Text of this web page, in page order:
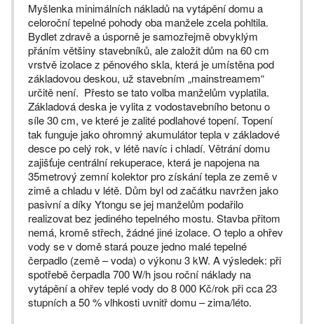
Myšlenka minimálních nákladů na vytápění domu a
celoroční tepelné pohody oba manžele zcela pohltila.
Bydlet zdravě a úsporně je samozřejmě obvyklým
přáním většiny stavebníků, ale založit dům na 60 cm
vrstvě izolace z pěnového skla, která je umístěna pod
základovou deskou, už stavebním „mainstreamem“
určitě není. Přesto se tato volba manželům vyplatila.
Základová deska je vylita z vodostavebního betonu o
síle 30 cm, ve které je zalité podlahové topení. Topení
tak funguje jako ohromný akumulátor tepla v základové
desce po celý rok, v létě navíc i chladí. Větrání domu
zajišťuje centrální rekuperace, která je napojena na
35metrový zemní kolektor pro získání tepla ze země v
zimě a chladu v létě. Dům byl od začátku navržen jako
pasivní a díky Ytongu se jej manželům podařilo
realizovat bez jediného tepelného mostu. Stavba přitom
nemá, kromě střech, žádné jiné izolace. O teplo a ohřev
vody se v domě stará pouze jedno malé tepelné
čerpadlo (země – voda) o výkonu 3 kW. A výsledek: při
spotřebě čerpadla 700 W/h jsou roční náklady na
vytápění a ohřev teplé vody do 8 000 Kč/rok při cca 23
stupních a 50 % vlhkosti uvnitř domu – zima/léto.